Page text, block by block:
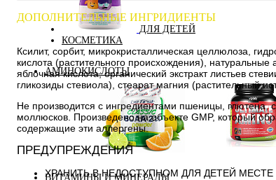
ДЛЯ ДЕТЕЙ
КОСМЕТИКА
АМИНОКИСЛОТЫ
комплексные
ВИТАМИНЫ И МИНЕРАЛЫ
ДОПОЛНИТЕЛЬНЫЕ ИНГРИДИЕНТЫ
Ксилит, сорбит, микрокристаллическая целлюлоза,
кислота (растительного происхождения), натуральные
яблочная кислота, органический экстракт листьев
гликозиды стевиола), стеарат магния (растительный
Не производится с ингредиентами пшеницы, глютена,
моллюсков. Произведено на объекте GMP, который
содержащие эти аллергены.
ПРЕДУПРЕЖДЕНИЯ
ХРАНИТЬ В НЕДОСТУПНОМ ДЛЯ ДЕТЕЙ МЕСТЕ